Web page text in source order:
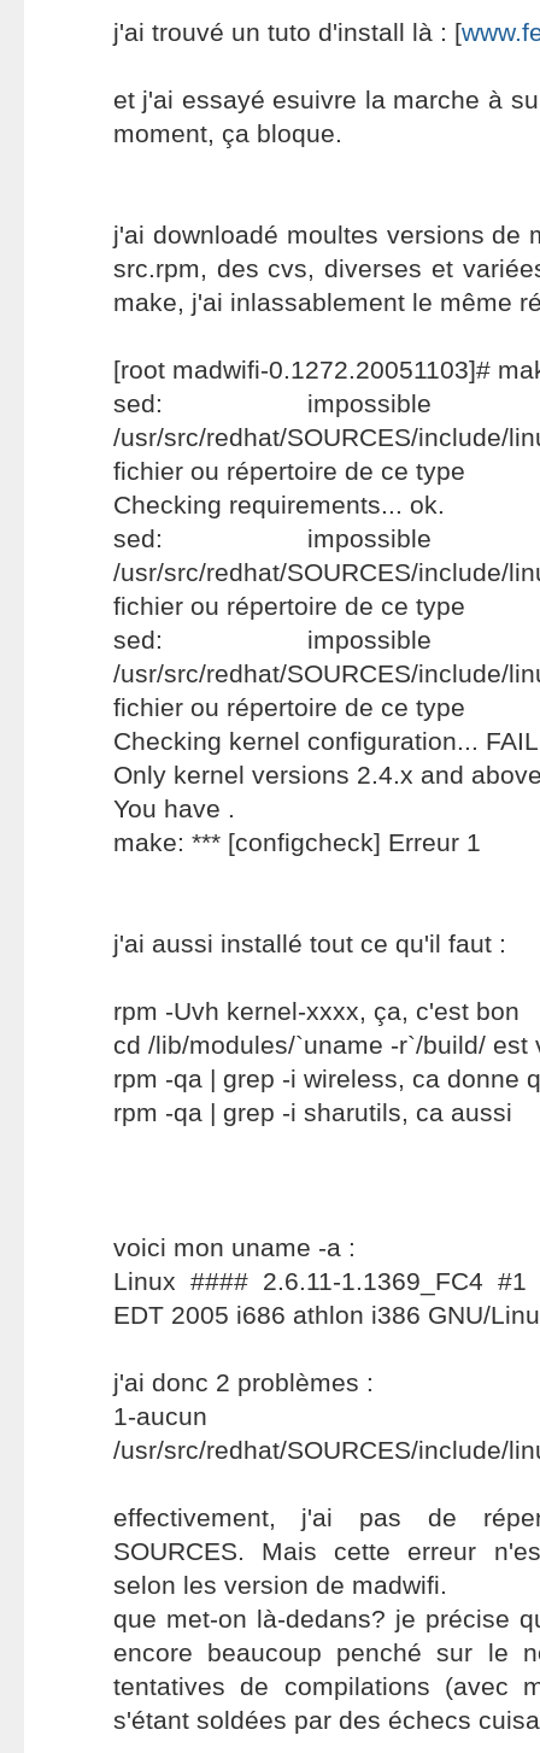
j'ai trouvé un tuto d'install là : [
et j'ai essayé esuivre la marche à
moment, ça bloque.
j'ai downloadé moultes versions de
src.rpm, des cvs, diverses et
make, j'ai inlassablement le même
[root madwifi-0.1272.20051103]#
sed:
/usr/src/redhat/SOURCES/include/
fichier ou répertoire de ce type
Checking requirements... ok.
sed:
/usr/src/redhat/SOURCES/include/
fichier ou répertoire de ce type
sed:
/usr/src/redhat/SOURCES/include/
fichier ou répertoire de ce type
Checking kernel configuration...
Only kernel versions 2.4.x and
You have .
make: *** [configcheck] Erreur 1
j'ai aussi installé tout ce qu'il faut :
rpm -Uvh kernel-xxxx, ça, c'est bon
cd /lib/modules/`uname -r`/build/ est
rpm -qa | grep -i wireless, ca donne
rpm -qa | grep -i sharutils, ca aussi
voici mon uname -a :
Linux #### 2.6.11-1.1369_FC4
EDT 2005 i686 athlon i386 GNU/
j'ai donc 2 problèmes :
1-aucun
/usr/src/redhat/SOURCES/include/
effectivement, j'ai pas de
SOURCES. Mais cette erreur
selon les version de madwifi.
que met-on là-dedans? je précise
encore beaucoup penché sur le
tentatives de compilations (avec
s'étant soldées par des échecs